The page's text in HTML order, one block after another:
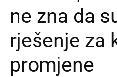
ne zna da
rješenje za
promjene